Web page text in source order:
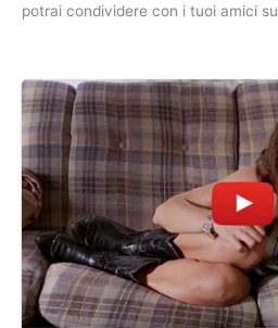
potrai condividere con i tuoi amici